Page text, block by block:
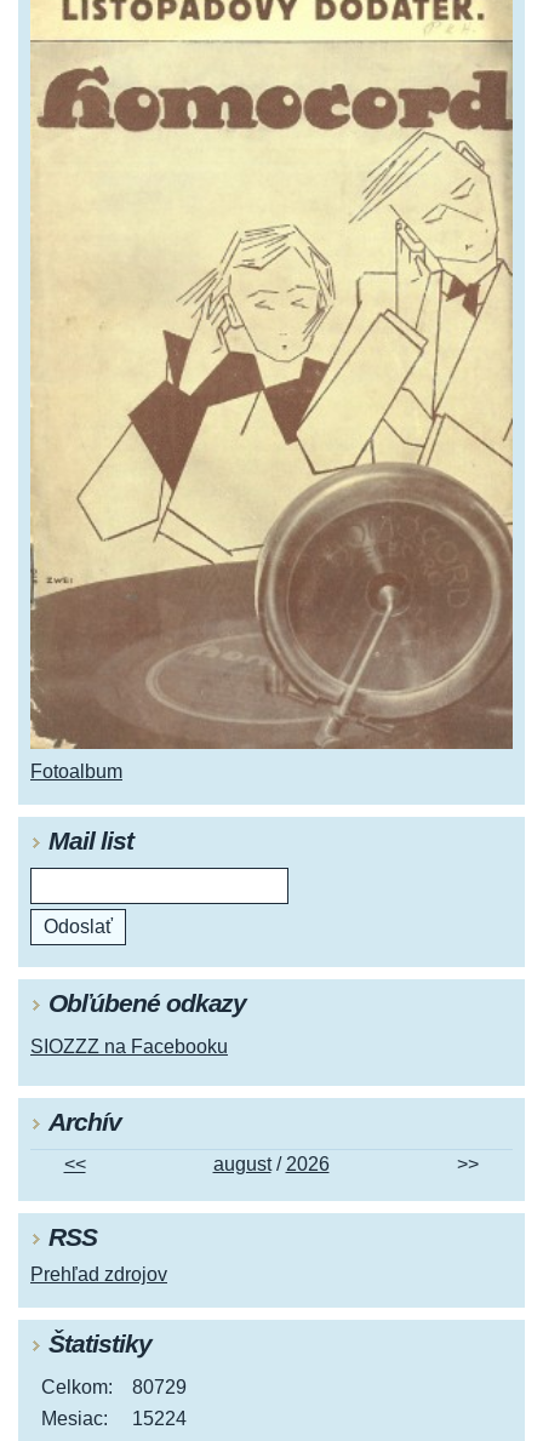
Fotoalbum
Mail list
Obľúbené odkazy
SIOZZZ na Facebooku
Archív
<< august/ 2026 >>
RSS
Prehľad zdrojov
Štatistiky
Celkom:
80729
Mesiac:
15224